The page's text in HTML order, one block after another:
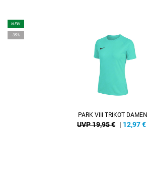
NEW
-35%
PARK VIII TRIKOT DAMEN
UVP 19,95 € | 12,97€